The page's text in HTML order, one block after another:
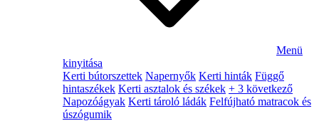
Menü
kinyitása
Kerti bútorszettek Napernyők Kerti hinták Függő
hintaszékek Kerti asztalok és székek + 3 következő
Napozóágyak Kerti tároló ládák Felfújható matracok és
úszógumik